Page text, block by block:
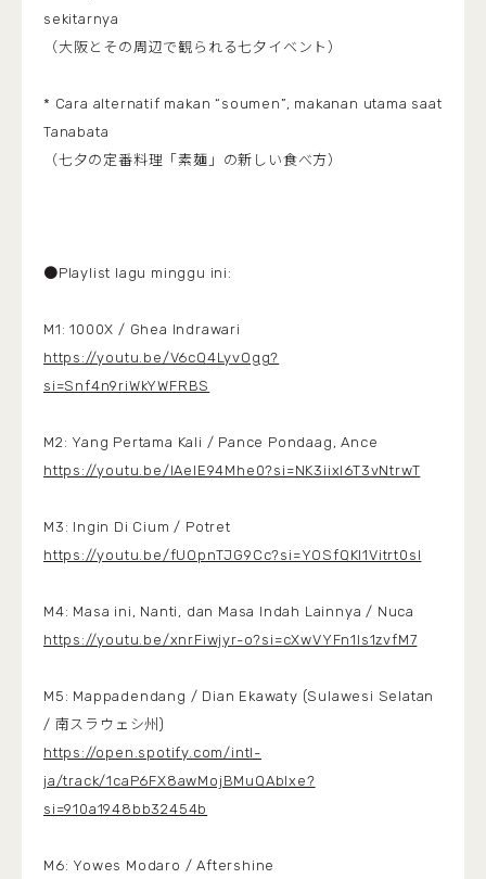
sekitarnya
（大阪とその周辺で観られる七夕イベント）
* Cara alternatif makan “soumen”, makanan utama saat
Tanabata
（七夕の定番料理「素麺」の新しい食べ方）
●Playlist lagu minggu ini:
M1: 1000X / Ghea Indrawari
https://youtu.be/V6cQ4LyvOgg?
si=Snf4n9riWkYWFRBS
M2: Yang Pertama Kali / Pance Pondaag, Ance
https://youtu.be/IAeIE94Mhe0?si=NK3iixl6T3vNtrwT
M3: Ingin Di Cium / Potret
https://youtu.be/fUOpnTJG9Cc?si=YOSfQKl1Vitrt0sI
M4: Masa ini, Nanti, dan Masa Indah Lainnya / Nuca
https://youtu.be/xnrFiwjyr-o?si=cXwVYFn1Is1zvfM7
M5: Mappadendang / Dian Ekawaty (Sulawesi Selatan
/ 南スラウェシ州)
https://open.spotify.com/intl-
ja/track/1caP6FX8awMojBMuQAblxe?
si=910a1948bb32454b
M6: Yowes Modaro / Aftershine